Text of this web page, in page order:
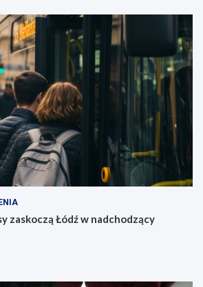
zaskoczą Łódź w nadchodzący